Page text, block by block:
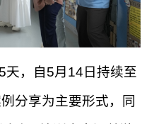
天，自5月14日持续至
分享为主要形式，同